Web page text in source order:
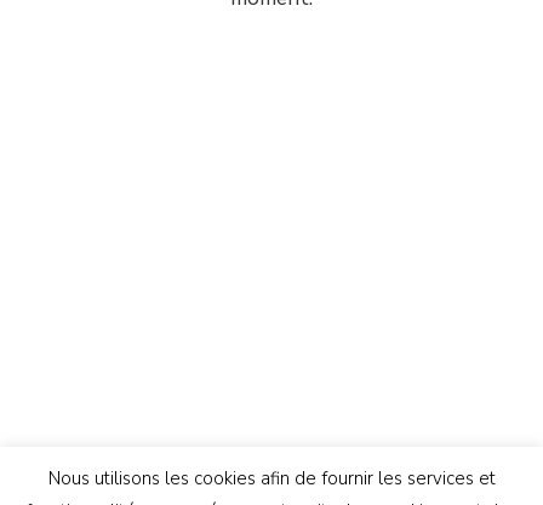
Nous utilisons les cookies afin de fournir les services et